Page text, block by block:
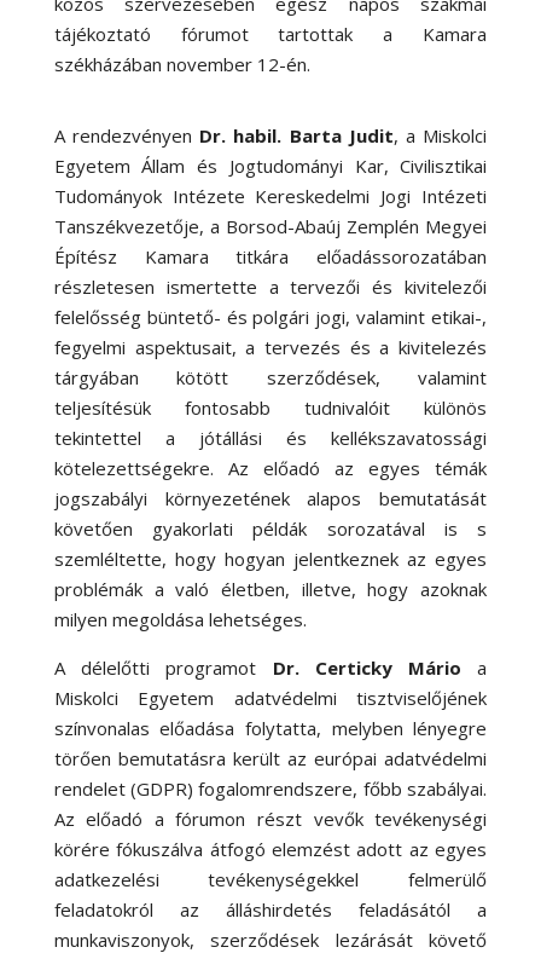
tájékoztató fórumot tartottak a Kamara
székházában november 12-én.
A rendezvényen Dr. habil. Barta Judit, a Miskolci
Egyetem Állam és Jogtudományi Kar, Civilisztikai
Tudományok Intézete Kereskedelmi Jogi Intézeti
Tanszékvezetője, a Borsod-Abaúj Zemplén Megyei
Építész Kamara titkára előadássorozatában
részletesen ismertette a tervezői és kivitelezői
felelősség büntető- és polgári jogi, valamint etikai-,
fegyelmi aspektusait, a tervezés és a kivitelezés
tárgyában kötött szerződések, valamint
teljesítésük fontosabb tudnivalóit különös
tekintettel a jótállási és kellékszavatossági
kötelezettségekre. Az előadó az egyes témák
jogszabályi környezetének alapos bemutatását
követően gyakorlati példák sorozatával is s
szemléltette, hogy hogyan jelentkeznek az egyes
problémák a való életben, illetve, hogy azoknak
milyen megoldása lehetséges.
A délelőtti programot Dr. Certicky Mário a
Miskolci Egyetem adatvédelmi tisztviselőjének
színvonalas előadása folytatta, melyben lényegre
törően bemutatásra került az európai adatvédelmi
rendelet (GDPR) fogalomrendszere, főbb szabályai.
Az előadó a fórumon részt vevők tevékenységi
körére fókuszálva átfogó elemzést adott az egyes
adatkezelési tevékenységekkel felmerülő
feladatokról az álláshirdetés feladásától a
munkaviszonyok, szerződések lezárását követő